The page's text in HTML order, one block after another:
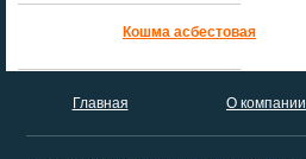
Кошма асбестовая
Главная О компании